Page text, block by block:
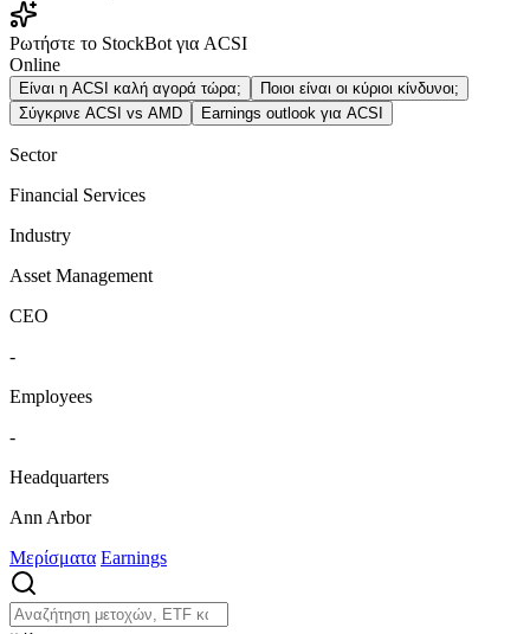
Ρωτήστε το StockBot για ACSI
Online
Είναι η ACSI καλή αγορά τώρα;
Ποιοι είναι οι κύριοι κίνδυνοι;
Σύγκρινε ACSI vs AMD
Earnings outlook για ACSI
Sector
Financial Services
Industry
Asset Management
CEO
-
Employees
-
Headquarters
Ann Arbor
Μερίσματα Earnings